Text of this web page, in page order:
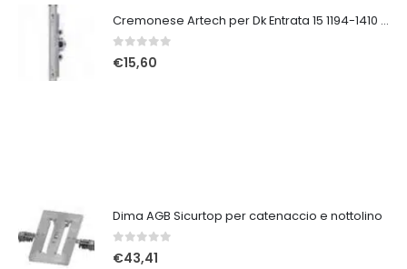
Cremonese Artech per Dk Entrata 15 1194-1410 GR.5
0Su 5
€15,60
Dima AGB Sicurtop per catenaccio e nottolino
0Su 5
€43,41